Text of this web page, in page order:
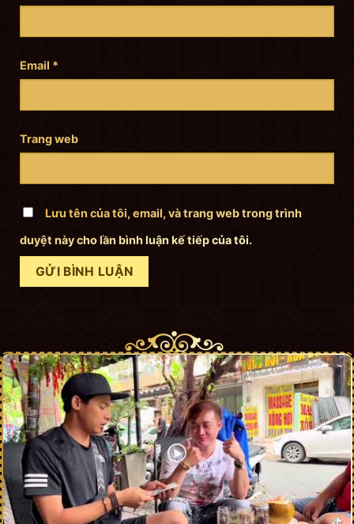
Email *
Trang web
Lưu tên của tôi, email, và trang web trong trình
duyệt này cho lần bình luận kế tiếp của tôi.